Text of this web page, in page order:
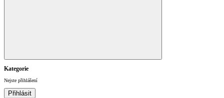
Kategorie
Nejste přihlášení
Přihlásit